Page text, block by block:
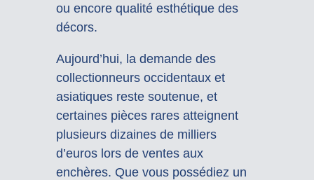
ou encore qualité esthétique des
décors.
Aujourd’hui, la demande des
collectionneurs occidentaux et
asiatiques reste soutenue, et
certaines pièces rares atteignent
plusieurs dizaines de milliers
d’euros lors de ventes aux
enchères. Que vous possédiez un